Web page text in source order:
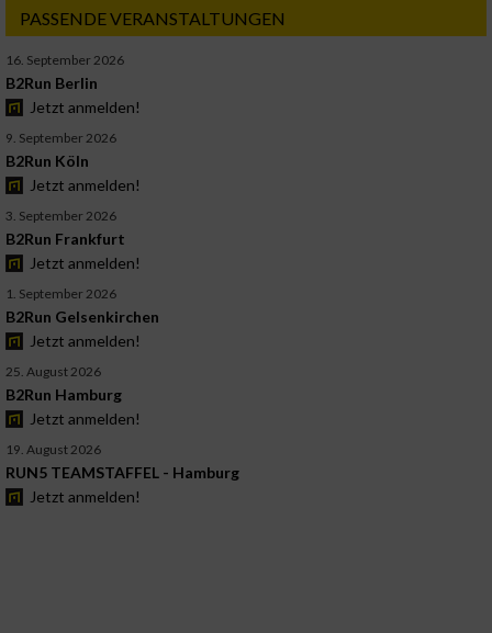
PASSENDE VERANSTALTUNGEN
16. September 2026
B2Run Berlin
Jetzt anmelden!
9. September 2026
B2Run Köln
Jetzt anmelden!
3. September 2026
B2Run Frankfurt
Jetzt anmelden!
1. September 2026
B2Run Gelsenkirchen
Jetzt anmelden!
25. August 2026
B2Run Hamburg
Jetzt anmelden!
19. August 2026
RUN5 TEAMSTAFFEL - Hamburg
Jetzt anmelden!